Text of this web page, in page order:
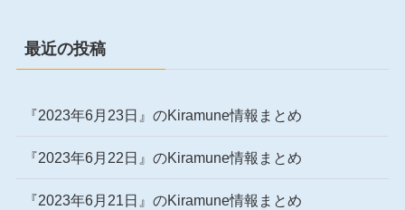
最近の投稿
『2023年6月23日』のKiramune情報まとめ
『2023年6月22日』のKiramune情報まとめ
『2023年6月21日』のKiramune情報まとめ